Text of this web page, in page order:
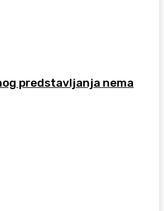
predstavljanja nema